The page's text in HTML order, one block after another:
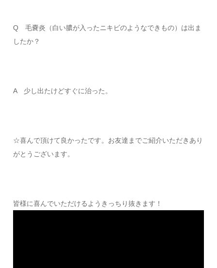
Q 毛嚢炎（白い膿が入ったニキビのようなできもの）は出ま
したか？
A 少し出たけどすぐに治った。
☆喜んで頂けて良かったです。お友達までご紹介いただきあり
がとうございます。
皆様に喜んでいただけるようきっちり抜きます！